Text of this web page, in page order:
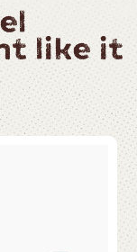
like it